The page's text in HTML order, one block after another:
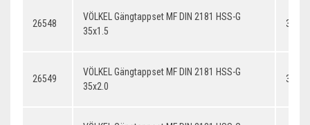
26548
VÖLKEL Gängtappset MF DIN 2181 HSS-G
35x1.5
26549
VÖLKEL Gängtappset MF DIN 2181 HSS-G
35x2.0